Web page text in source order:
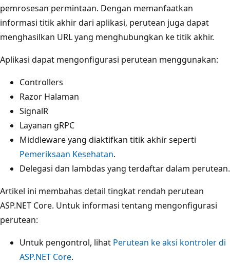
pemrosesan permintaan. Dengan memanfaatkan
informasi titik akhir dari aplikasi, perutean juga dapat
menghasilkan URL yang menghubungkan ke titik akhir.
Aplikasi dapat mengonfigurasi perutean menggunakan:
Controllers
Razor Halaman
SignalR
Layanan gRPC
Middleware yang diaktifkan titik akhir seperti
Pemeriksaan Kesehatan.
Delegasi dan lambdas yang terdaftar dalam perutean.
Artikel ini membahas detail tingkat rendah perutean
ASP.NET Core. Untuk informasi tentang mengonfigurasi
perutean:
Untuk pengontrol, lihat Perutean ke aksi kontroler di
ASP.NET Core.